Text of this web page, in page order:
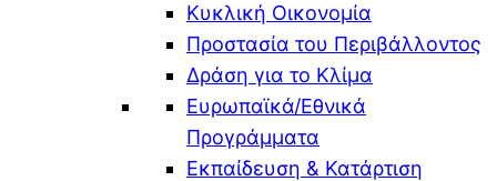
Κυκλική Οικονομία
Προστασία του Περιβάλλοντος
Δράση για το Κλίμα
Ευρωπαϊκά/Εθνικά
Προγράμματα
Εκπαίδευση & Κατάρτιση